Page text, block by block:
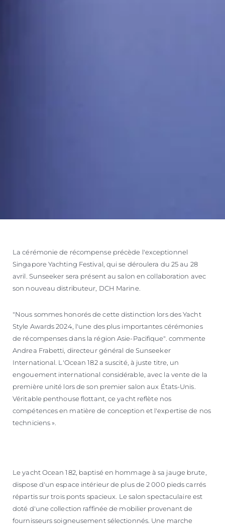
La cérémonie de récompense précède l'exceptionnel
Singapore Yachting Festival, qui se déroulera du 25 au 28
avril. Sunseeker sera présent au salon en collaboration avec
son nouveau distributeur, DCH Marine.
"Nous sommes honorés de cette distinction lors des Yacht
Style Awards 2024, l'une des plus importantes cérémonies
de récompenses dans la région Asie-Pacifique". commente
Andrea Frabetti, directeur général de Sunseeker
International. L'Ocean 182 a suscité, à juste titre, un
engouement international considérable, avec la vente de la
première unité lors de son premier salon aux États-Unis.
Véritable penthouse flottant, ce yacht reflète nos
compétences en matière de conception et l'expertise de nos
techniciens ».
Le yacht Ocean 182, baptisé en hommage à sa jauge brute,
dispose d'un espace intérieur de plus de 2 000 pieds carrés
répartis sur trois ponts spacieux. Le salon spectaculaire est
doté d'une collection raffinée de mobilier provenant de
fournisseurs soigneusement sélectionnés. Une marche